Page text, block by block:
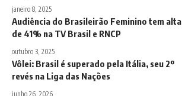
janeiro 8, 2025
Audiência do Brasileirão Feminino tem alta
de 41% na TV Brasil e RNCP
outubro 3, 2025
Vôlei: Brasil é superado pela Itália, seu 2º
revés na Liga das Nações
junho 26, 2026